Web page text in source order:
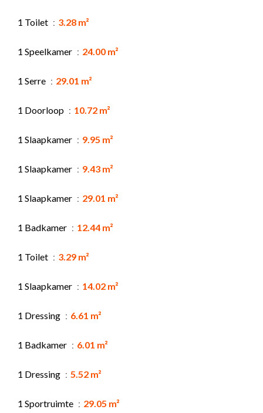
1 Toilet 3.28 m²
1 Speelkamer 24.00 m²
1 Serre 29.01 m²
1 Doorloop 10.72 m²
1 Slaapkamer 9.95 m²
1 Slaapkamer 9.43 m²
1 Slaapkamer 29.01 m²
1 Badkamer 12.44 m²
1 Toilet 3.29 m²
1 Slaapkamer 14.02 m²
1 Dressing 6.61 m²
1 Badkamer 6.01 m²
1 Dressing 5.52 m²
1 Sportruimte 29.05 m²